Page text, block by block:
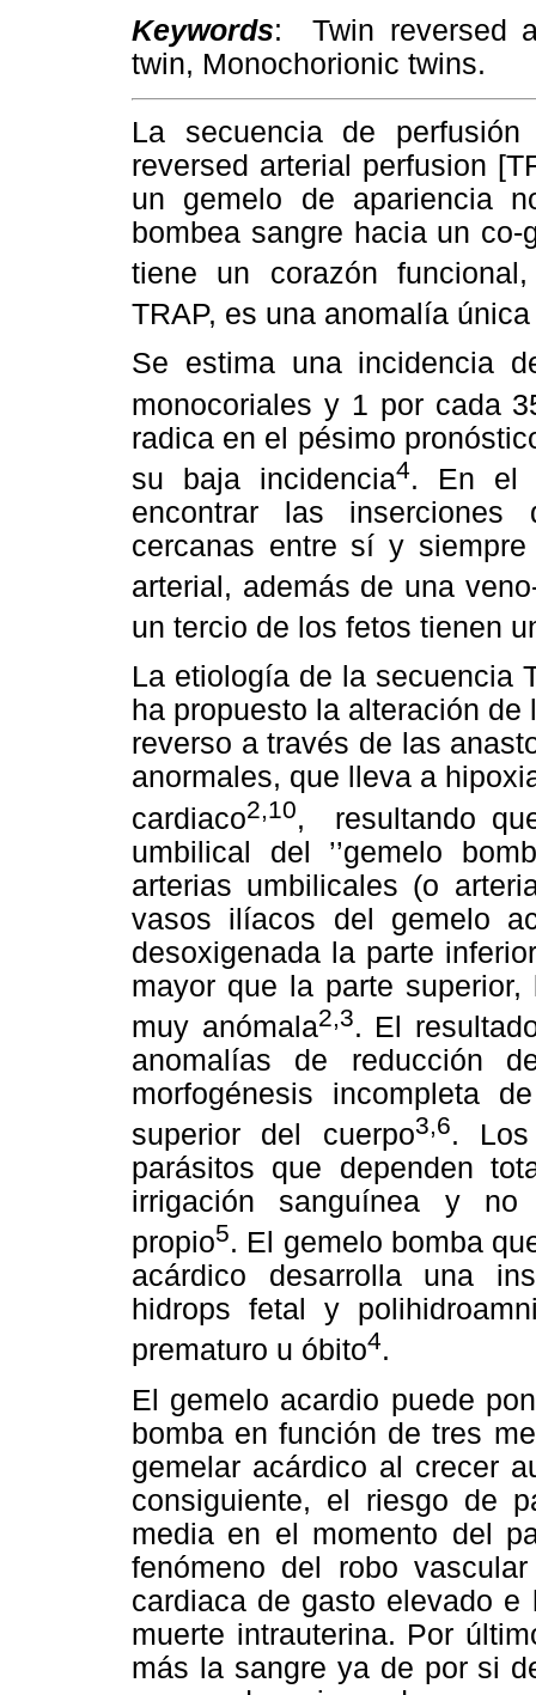
Keywords: Twin reversed
twin, Monochorionic twins.
La secuencia de
reversed arterial perfusion
un gemelo de apariencia
bombea sangre hacia un
tiene un corazón
TRAP, es una anomalía
Se estima una incidencia
monocoriales y 1 por cada
radica en el pésimo
su baja incidencia4. En el
encontrar las
cercanas entre sí y
arterial, además de una
un tercio de los fetos tienen
La etiología de la secuencia
ha propuesto la alteración
reverso a través de las
anormales, que lleva a
cardiaco2,10, resultando
umbilical del ’’gemelo
arterias umbilicales (o
vasos ilíacos del gemelo
desoxigenada la parte
mayor que la parte
muy anómala2,3. El
anomalías de reducción
morfogénesis incompleta
superior del cuerpo3,6. Los
parásitos que dependen
irrigación sanguínea y no
propio5. El gemelo bomba
acárdico desarrolla una
hidrops fetal y
prematuro u óbito4.
El gemelo acardio puede
bomba en función de tres
gemelar acárdico al crecer
consiguiente, el riesgo de
media en el momento del
fenómeno del robo
cardiaca de gasto elevado
muerte intrauterina. Por
más la sangre ya de por si